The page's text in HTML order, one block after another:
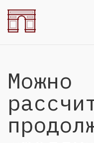
Можно